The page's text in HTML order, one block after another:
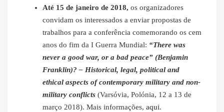
Até 15 de janeiro de 2018, os organizadores
convidam os interessados a enviar propostas de
trabalhos para a conferência comemorando os cem
anos do fim da I Guerra Mundial: “There was
never a good war, or a bad peace” (Benjamin
Franklin)? – Historical, legal, political and
ethical aspects of contemporary military and non-
military conflicts (Varsóvia, Polónia, 12 a 13 de
março 2018). Mais informações, aqui.